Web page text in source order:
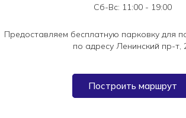
Сб-Вс: 11:00 - 19:00
Предоставляем бесплатную парковку для
по адресу Ленинский пр-т,
Построить маршрут